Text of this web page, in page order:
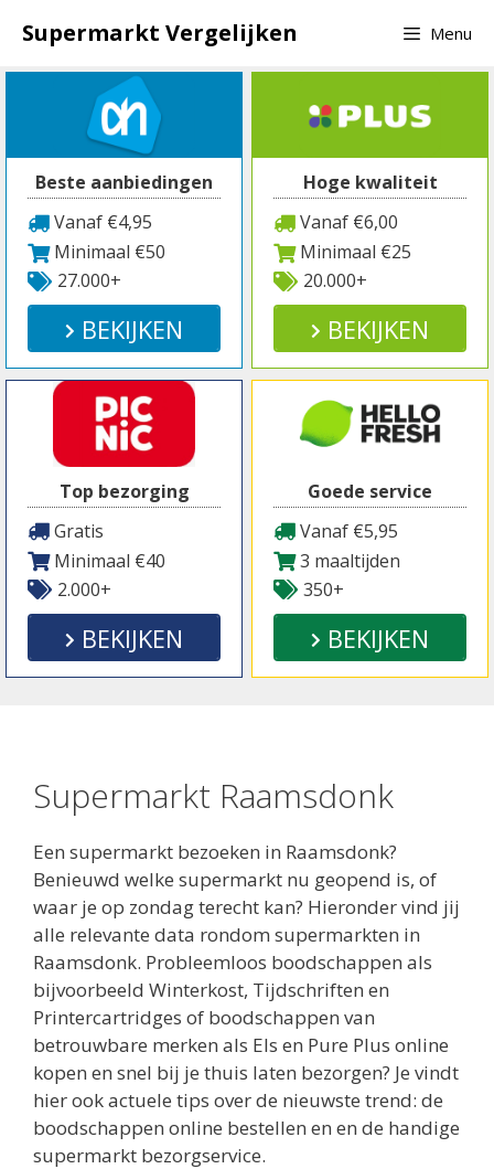
naar
inhoud
Supermarkt Vergelijken Menu
Beste aanbiedingen
Vanaf €4,95
Minimaal €50
27.000+
BEKIJKEN
Hoge kwaliteit
Vanaf €6,00
Minimaal €25
20.000+
BEKIJKEN
Top bezorging
Gratis
Minimaal €40
2.000+
BEKIJKEN
Goede service
Vanaf €5,95
3 maaltijden
350+
BEKIJKEN
Supermarkt Raamsdonk
Een supermarkt bezoeken in Raamsdonk?
Benieuwd welke supermarkt nu geopend is, of
waar je op zondag terecht kan? Hieronder vind jij
alle relevante data rondom supermarkten in
Raamsdonk. Probleemloos boodschappen als
bijvoorbeeld Winterkost, Tijdschriften en
Printercartridges of boodschappen van
betrouwbare merken als Els en Pure Plus online
kopen en snel bij je thuis laten bezorgen? Je vindt
hier ook actuele tips over de nieuwste trend: de
boodschappen online bestellen en en de handige
supermarkt bezorgservice.